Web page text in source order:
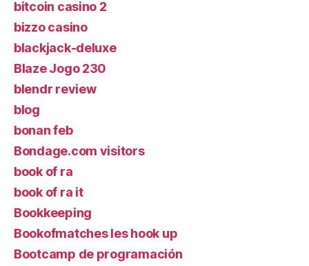
bitcoin casino 2
bizzo casino
blackjack-deluxe
Blaze Jogo 230
blendr review
blog
bonan feb
Bondage.com visitors
book of ra
book of ra it
Bookkeeping
Bookofmatches les hook up
Bootcamp de programación